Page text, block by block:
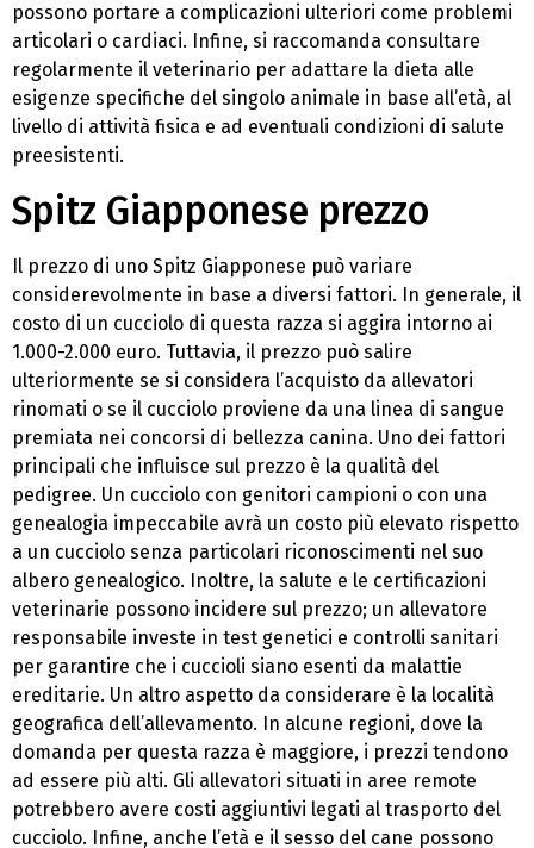
possono portare a complicazioni ulteriori come problemi
articolari o cardiaci. Infine, si raccomanda consultare
regolarmente il veterinario per adattare la dieta alle
esigenze specifiche del singolo animale in base all’età, al
livello di attività fisica e ad eventuali condizioni di salute
preesistenti.
Spitz Giapponese prezzo
Il prezzo di uno Spitz Giapponese può variare
considerevolmente in base a diversi fattori. In generale, il
costo di un cucciolo di questa razza si aggira intorno ai
1.000-2.000 euro. Tuttavia, il prezzo può salire
ulteriormente se si considera l’acquisto da allevatori
rinomati o se il cucciolo proviene da una linea di sangue
premiata nei concorsi di bellezza canina. Uno dei fattori
principali che influisce sul prezzo è la qualità del
pedigree. Un cucciolo con genitori campioni o con una
genealogia impeccabile avrà un costo più elevato rispetto
a un cucciolo senza particolari riconoscimenti nel suo
albero genealogico. Inoltre, la salute e le certificazioni
veterinarie possono incidere sul prezzo; un allevatore
responsabile investe in test genetici e controlli sanitari
per garantire che i cuccioli siano esenti da malattie
ereditarie. Un altro aspetto da considerare è la località
geografica dell’allevamento. In alcune regioni, dove la
domanda per questa razza è maggiore, i prezzi tendono
ad essere più alti. Gli allevatori situati in aree remote
potrebbero avere costi aggiuntivi legati al trasporto del
cucciolo. Infine, anche l’età e il sesso del cane possono